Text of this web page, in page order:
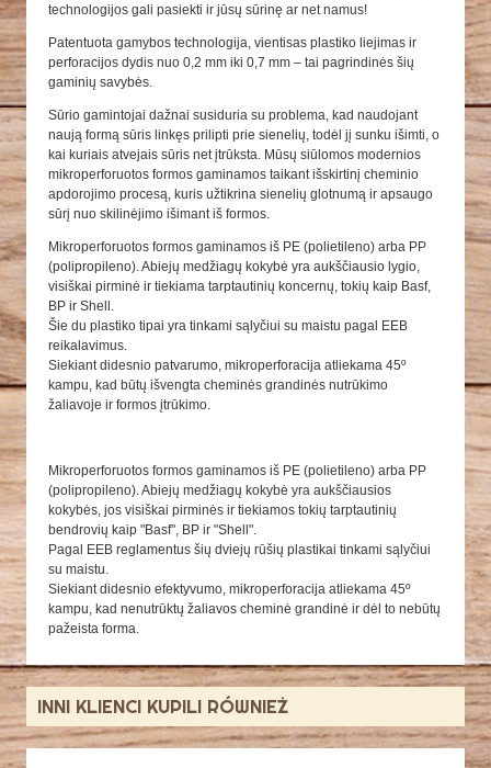
technologijos gali pasiekti ir jūsų sūrinę ar net namus!
Patentuota gamybos technologija, vientisas plastiko liejimas ir
perforacijos dydis nuo 0,2 mm iki 0,7 mm – tai pagrindinės šių
gaminių savybės.
Sūrio gamintojai dažnai susiduria su problema, kad naudojant
naują formą sūris linkęs prilipti prie sienelių, todėl jį sunku išimti, o
kai kuriais atvejais sūris net įtrūksta. Mūsų siūlomos modernios
mikroperforuotos formos gaminamos taikant išskirtinį cheminio
apdorojimo procesą, kuris užtikrina sienelių glotnumą ir apsaugo
sūrį nuo skilinėjimo išimant iš formos.
Mikroperforuotos formos gaminamos iš PE (polietileno) arba PP
(polipropileno). Abiejų medžiagų kokybė yra aukščiausio lygio,
visiškai pirminė ir tiekiama tarptautinių koncernų, tokių kaip Basf,
BP ir Shell.
Šie du plastiko tipai yra tinkami sąlyčiui su maistu pagal EEB
reikalavimus.
Siekiant didesnio patvarumo, mikroperforacija atliekama 45º
kampu, kad būtų išvengta cheminės grandinės nutrūkimo
žaliavoje ir formos įtrūkimo.
Mikroperforuotos formos gaminamos iš PE (polietileno) arba PP
(polipropileno). Abiejų medžiagų kokybė yra aukščiausios
kokybės, jos visiškai pirminės ir tiekiamos tokių tarptautinių
bendrovių kaip "Basf", BP ir "Shell".
Pagal EEB reglamentus šių dviejų rūšių plastikai tinkami sąlyčiui
su maistu.
Siekiant didesnio efektyvumo, mikroperforacija atliekama 45º
kampu, kad nenutrūktų žaliavos cheminė grandinė ir dėl to nebūtų
pažeista forma.
INNI KLIENCI KUPILI RÓWNIEŻ